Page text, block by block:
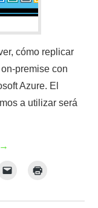
cómo replicar
premise con
Azure. El
a utilizar será
→